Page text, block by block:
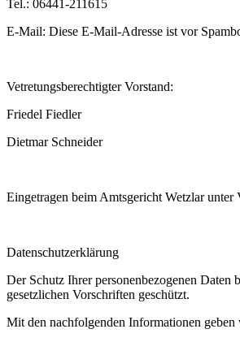
Tel.: 06441-211615
E-Mail: Diese E-Mail-Adresse ist vor
Vetretungsberechtigter Vorstand:
Friedel Fiedler
Dietmar Schneider
Eingetragen beim Amtsgericht Wetzlar unter
Datenschutzerklärung
Der Schutz Ihrer personenbezogenen
gesetzlichen Vorschriften geschützt.
Mit den nachfolgenden Informationen